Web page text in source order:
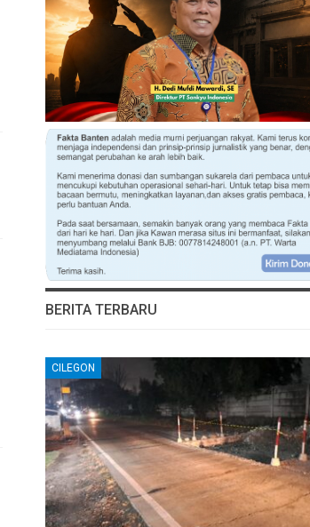
BERITA TERBARU
CILEGON